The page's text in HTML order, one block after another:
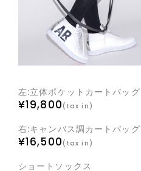
左:立体ポケットカートバッグ
¥19,800 (tax in)
右:キャンバス調カートバッグ
¥16,500 (tax in)
ショートソックス